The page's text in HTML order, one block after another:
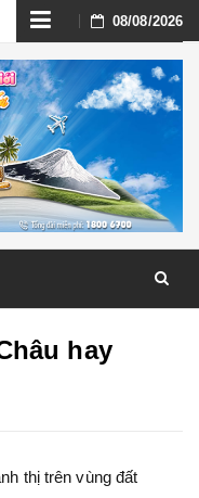
Skip
to
content
08/08/2026
hay
thị trên vùng đất